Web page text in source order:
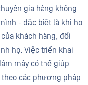
gia hàng không
- đặc biệt là khi họ
khách hàng, đối
họ. Việc triển khai
mây có thể giúp
các phương pháp